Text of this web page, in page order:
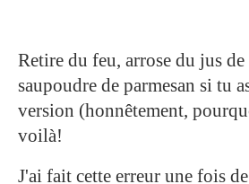
Retire du feu, arrose du jus
saupoudre de parmesan si tu
version (honnêtement,
voilà!
J'ai fait cette erreur une fois